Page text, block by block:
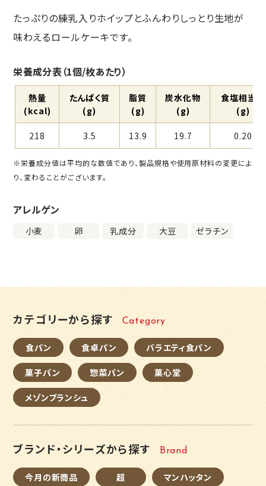
たっぷりの練乳入りホイップとふんわりしっとり生地が
味わえるロールケーキです。
栄養成分表（1個/枚あたり）
熱量
(kcal)
たんぱく質
(g)
脂質
(g)
炭⽔化物
(g)
⾷塩相当量
(g)
218 3.5 13.9 19.7 0.20
※栄養成分値は平均的な数値であり、製品規格や使用原材料の変更によ
り、変わることがございます。
アレルゲン
小麦 卵 乳成分 大豆 ゼラチン
カテゴリーから探す Category
食パン 食卓パン バラエティ食パン
菓子パン 惣菜パン 菓心堂
メゾンブランシュ
ブランド・シリーズから探す Brand
今月の新商品 超 マンハッタン